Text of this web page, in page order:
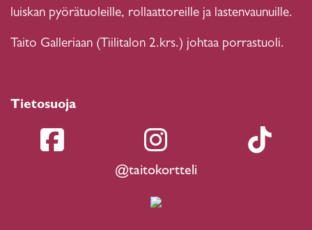
luiskan pyörätuoleille, rollaattoreille ja lastenvaunuille.
Taito Galleriaan (Tiilitalon 2.krs.) johtaa porrastuoli.
Tietosuoja
@taitokortteli